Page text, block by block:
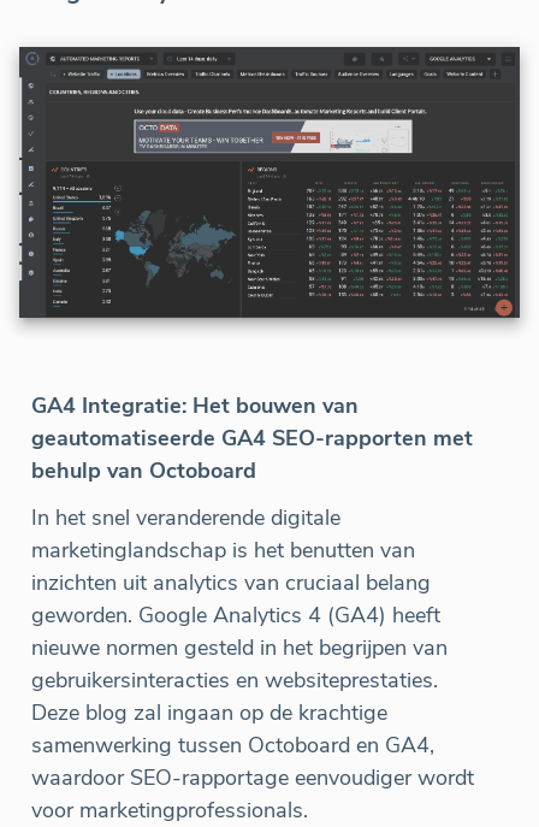
GA4 Integratie: Het bouwen van
geautomatiseerde GA4 SEO-rapporten met
behulp van Octoboard
In het snel veranderende digitale
marketinglandschap is het benutten van
inzichten uit analytics van cruciaal belang
geworden. Google Analytics 4 (GA4) heeft
nieuwe normen gesteld in het begrijpen van
gebruikersinteracties en websiteprestaties.
Deze blog zal ingaan op de krachtige
samenwerking tussen Octoboard en GA4,
waardoor SEO-rapportage eenvoudiger wordt
voor marketingprofessionals.